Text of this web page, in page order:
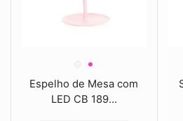
Espelho de Mesa com
LED CB 189...